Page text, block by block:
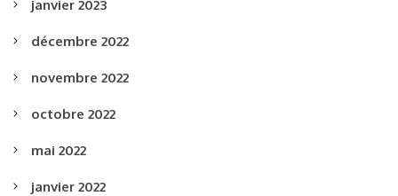
janvier 2023
décembre 2022
novembre 2022
octobre 2022
mai 2022
janvier 2022